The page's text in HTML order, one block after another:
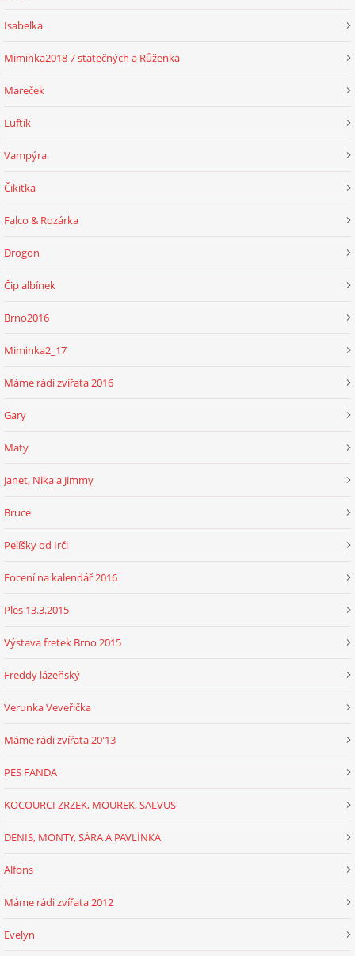
Isabelka
Miminka2018 7 statečných a Růženka
Mareček
Luftík
Vampýra
Čikitka
Falco & Rozárka
Drogon
Čip albínek
Brno2016
Miminka2_17
Máme rádi zvířata 2016
Gary
Maty
Janet, Nika a Jimmy
Bruce
Pelíšky od Irči
Focení na kalendář 2016
Ples 13.3.2015
Výstava fretek Brno 2015
Freddy lázeňský
Verunka Veveřička
Máme rádi zvířata 20'13
PES FANDA
KOCOURCI ZRZEK, MOUREK, SALVUS
DENIS, MONTY, SÁRA A PAVLÍNKA
Alfons
Máme rádi zvířata 2012
Evelyn